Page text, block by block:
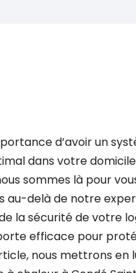
d’avoir un
dans votre
sommes là pour
au-delà de notre
la sécurité de votre
efficace pour
nous mettrons en